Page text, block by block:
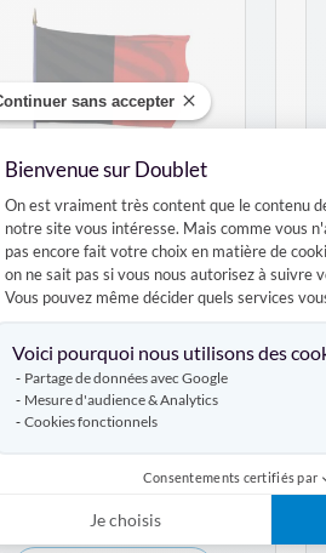
sans accepter
Bienvenue sur Doublet
Plateforme de Gestion
On est vraiment très content que le contenu
notre site vous intéresse. Mais comme vous
pas encore fait votre choix en matière de
on ne sait pas si vous nous autorisez à suivre
Vous pouvez même décider quels services
Voici pourquoi nous utilisons des
Partage de données avec Google
Mesure d'audience & Analytics
Cookies fonctionnels
Consentements certifiés par
Je choisis
Drapeau Namur (BE) sur
14 références
À PARTIR DE
12,00 €